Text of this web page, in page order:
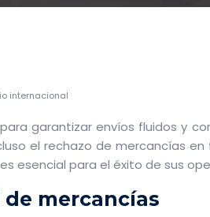
internacional
garantizar envíos fluidos y
el rechazo de mercancías
esencial para el éxito de sus
mercancías